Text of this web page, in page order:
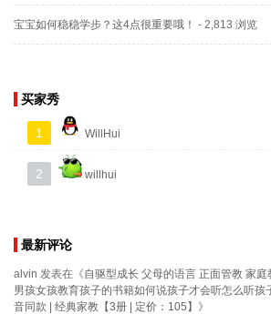
宝宝如何稳稳学步？这4点很重要哦！ - 2,813 浏览
买家秀
1 WillHui
2 willhui
最新评论
alvin 发表在《自驱型成长 父母的语言 正面管教 家
男孩女孩教育孩子的书籍如何说孩子才会听怎么听孩
音同款 | 经典家教【3册 | 定价：105】 》